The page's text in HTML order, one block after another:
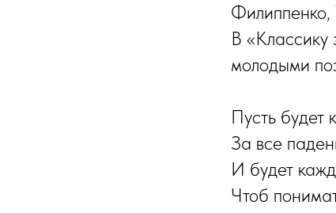
В «Классику
молодыми
Пусть будет
За все
И будет
Чтоб